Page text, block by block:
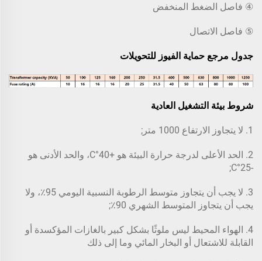
④ فاصل الضغط المنخفض
⑤ فاصل الاتصال
جدول مرجع حماية الفيوز للتحويلات
شروط بيئة التشغيل العادية
1. لا يتجاوز الارتفاع 1000 متر;
2. الحد الأعلى لدرجة حرارة البيئة هو +40°C، والحد الأدنى هو
-25°C;
3. لا يجب أن يتجاوز متوسط الرطوبة النسبية اليومي 95٪، ولا
يجب أن يتجاوز المتوسط الشهري 90٪;
4. الهواء المحيط ليس ملوثًا بشكل كبير بالغازات المؤكسدة أو
القابلة للاشتعال أو البخار المائي وما إلى ذلك